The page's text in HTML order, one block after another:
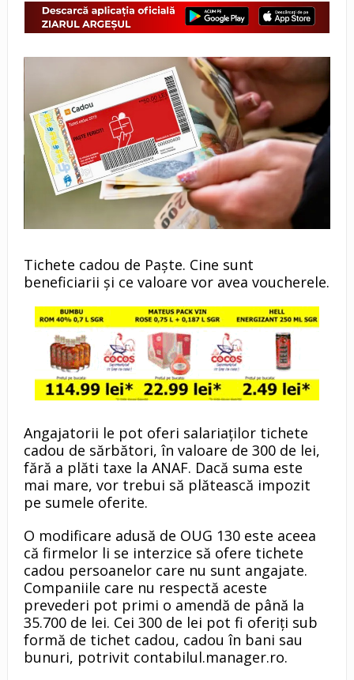
Tichete cadou de Paște. Cine sunt
beneficiarii și ce valoare vor avea voucherele.
Angajatorii le pot oferi salariaților tichete
cadou de sărbători, în valoare de 300 de lei,
fără a plăti taxe la ANAF. Dacă suma este
mai mare, vor trebui să plătească impozit
pe sumele oferite.
O modificare adusă de OUG 130 este aceea
că firmelor li se interzice să ofere tichete
cadou persoanelor care nu sunt angajate.
Companiile care nu respectă aceste
prevederi pot primi o amendă de până la
35.700 de lei. Cei 300 de lei pot fi oferiți sub
formă de tichet cadou, cadou în bani sau
bunuri, potrivit contabilul.manager.ro.